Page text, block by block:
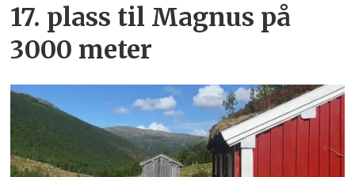
17. plass til Magnus på
3000 meter